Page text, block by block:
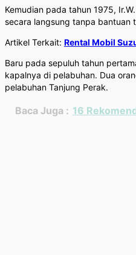
Kemudian pada tahun 1975,
secara langsung tanpa bantuan
Artikel Terkait: Rental Mobil
Baru pada sepuluh tahun
kapalnya di pelabuhan. Dua
pelabuhan Tanjung Perak.
Baca Juga : 16